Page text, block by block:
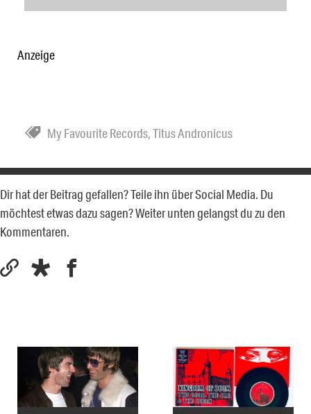
Anzeige
My Favourite Records,Titus Andronicus
Dir hat der Beitrag gefallen? Teile ihn über Social Media. Du
möchtest etwas dazu sagen? Weiter unten gelangst du zu den
Kommentaren.